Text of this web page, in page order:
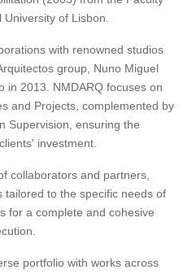
of Lisbon.
with renowned studios
group, Nuno Miguel
in 2013. NMDARQ focuses on
and Projects, complemented by
Supervision, ensuring the
investment.
collaborators and partners,
tailored to the specific needs of
for a complete and cohesive
portfolio with works across